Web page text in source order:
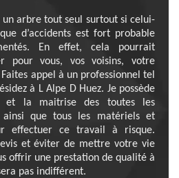
un arbre tout seul surtout si celui-
d’accidents est fort probable
En effet, cela pourrait
pour vous, vos voisins, votre
appel à un professionnel tel
à L Alpe D Huez. Je possède
et la maitrise des toutes les
ainsi que tous les matériels et
effectuer ce travail à risque.
et éviter de mettre votre vie
offrir une prestation de qualité à
pas indifférent.